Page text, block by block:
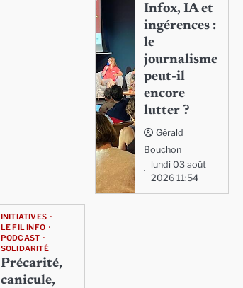
Infox, IA et
ingérences :
le
journalisme
peut-il
encore
lutter ?
Gérald
Bouchon
lundi 03 août
2026 11:54
INITIATIVES
LE FIL INFO
PODCAST
SOLIDARITÉ
Précarité,
canicule,